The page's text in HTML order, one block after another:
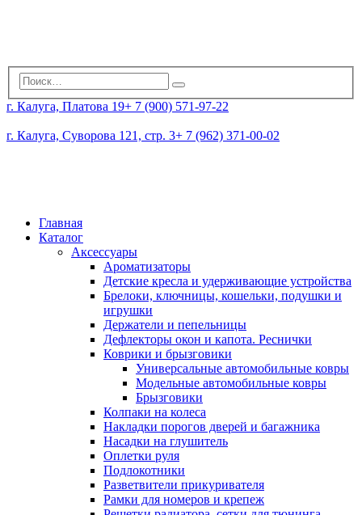
г. Калуга, Платова 19+ 7 (900) 571-97-22
г. Калуга, Суворова 121, стр. 3+ 7 (962) 371-00-02
Главная
Каталог
Аксессуары
Ароматизаторы
Детские кресла и удерживающие устройства
Брелоки, ключницы, кошельки, подушки и
игрушки
Держатели и пепельницы
Дефлекторы окон и капота. Реснички
Коврики и брызговики
Универсальные автомобильные ковры
Модельные автомобильные ковры
Брызговики
Колпаки на колеса
Накладки порогов дверей и багажника
Насадки на глушитель
Оплетки руля
Подлокотники
Разветвители прикуривателя
Рамки для номеров и крепеж